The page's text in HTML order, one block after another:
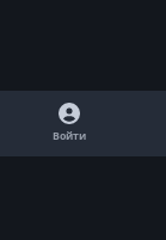
Войти